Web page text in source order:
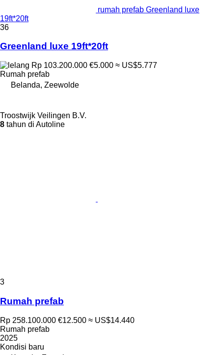
rumah prefab Greenland luxe
19ft*20ft
36
Greenland luxe 19ft*20ft
Rp 103.200.000 €5.000 ≈ US$5.777
Rumah prefab
Belanda, Zeewolde
Troostwijk Veilingen B.V.
8 tahun di Autoline
3
Rumah prefab
Rp 258.100.000 €12.500 ≈ US$14.440
Rumah prefab
2025
Kondisi baru